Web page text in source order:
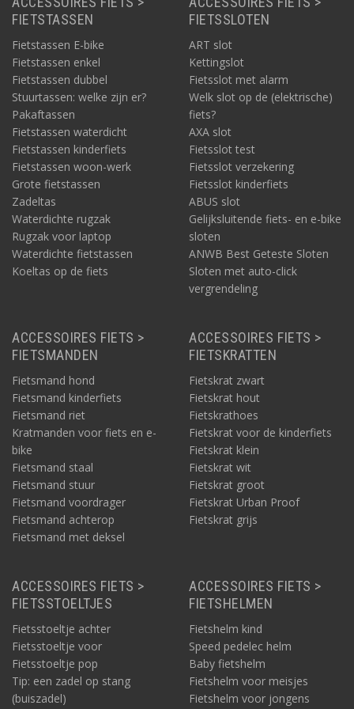
FIETSTASSEN
Fietstassen E-bike
Fietstassen enkel
Fietstassen dubbel
Stuurtassen: welke zijn er?
Pakaftassen
Fietstassen waterdicht
Fietstassen kinderfiets
Fietstassen woon-werk
Grote fietstassen
Zadeltas
Waterdichte rugzak
Rugzak voor laptop
Waterdichte fietstassen
Koeltas op de fiets
FIETSSLOTEN
ART slot
Kettingslot
Fietsslot met alarm
Welk slot op de (elektrische)
fiets?
AXA slot
Fietsslot test
Fietsslot verzekering
Fietsslot kinderfiets
ABUS slot
Gelijksluitende fiets- en e-bike
sloten
ANWB Best Geteste Sloten
Sloten met auto-click
vergrendeling
ACCESSOIRES FIETS >
FIETSMANDEN
Fietsmand hond
Fietsmand kinderfiets
Fietsmand riet
Kratmanden voor fiets en e-
bike
Fietsmand staal
Fietsmand stuur
Fietsmand voordrager
Fietsmand achterop
Fietsmand met deksel
ACCESSOIRES FIETS >
FIETSKRATTEN
Fietskrat zwart
Fietskrat hout
Fietskrathoes
Fietskrat voor de kinderfiets
Fietskrat klein
Fietskrat wit
Fietskrat groot
Fietskrat Urban Proof
Fietskrat grijs
ACCESSOIRES FIETS >
FIETSSTOELTJES
Fietsstoeltje achter
Fietsstoeltje voor
Fietsstoeltje pop
Tip: een zadel op stang
(buiszadel)
ACCESSOIRES FIETS >
FIETSHELMEN
Fietshelm kind
Speed pedelec helm
Baby fietshelm
Fietshelm voor meisjes
Fietshelm voor jongens